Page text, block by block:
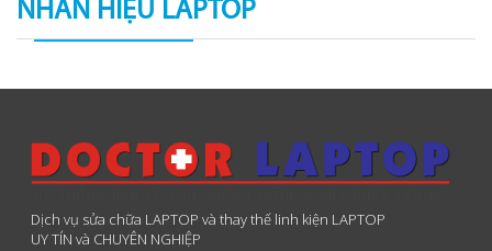
NHÃN HIỆU LAPTOP
Dịch vụ sửa chữa LAPTOP và thay thế linh kiện LAPTOP
UY TÍN và CHUYÊN NGHIỆP